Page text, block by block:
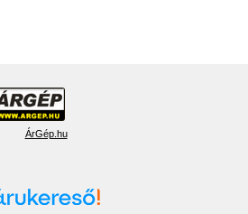
ÁrGép.hu